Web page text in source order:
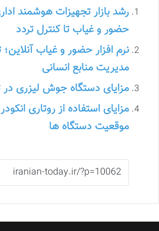
رشد بازار تجهیزات هوشمند
حضور و غیاب تا کنترل تردد
نرم افزار حضور و غیاب
مدیریت منابع انسانی
مزایای دستگاه جوش لیزری در
موقعیت دستگاه ها